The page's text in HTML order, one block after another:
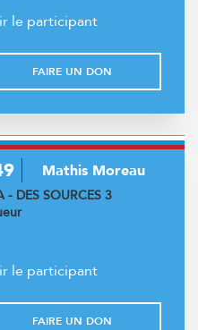
le participant
FAIRE UN DON
Mathis Moreau
- DES SOURCES 3
le participant
FAIRE UN DON